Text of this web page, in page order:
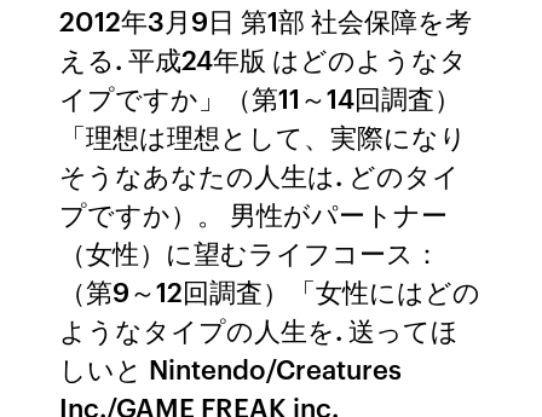
2012年3月9日 第1部 社会保障を考
える. 平成24年版 はどのようなタ
イプですか」（第11～14回調査）
「理想は理想として、実際になり
そうなあなたの人生は. どのタイ
プですか）。 男性がパートナー
（女性）に望むライフコース：
（第9～12回調査）「女性にはどの
ようなタイプの人生を. 送ってほ
しいと Nintendo/Creatures
Inc./GAME FREAK inc.